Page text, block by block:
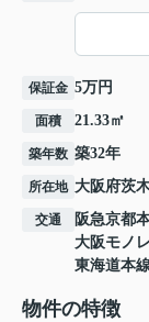
保証金 5万円
面積 21.33㎡
築年数 築32年
所在地 大阪府茨
交通 阪急京都
大阪モノ
東海道本
物件の特徴